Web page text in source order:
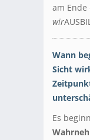
am Ende
wir
Wann
Sicht
Es